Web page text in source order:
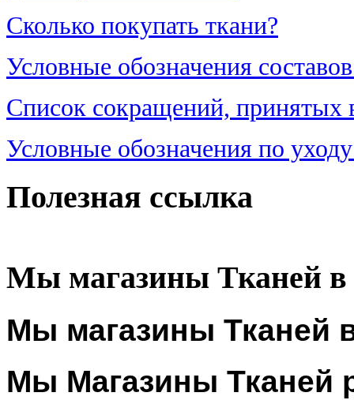
Сколько покупать ткани?
Условные обозначения
Список сокращений, принятых
Условные обозначения по
Полезная ссылка
Мы магазины Тканей
Мы магазины Тканей
Мы Магазины Тканей